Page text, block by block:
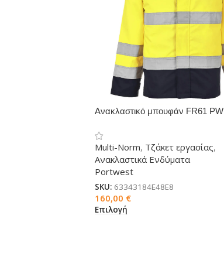
Ανακλαστικό μπουφάν FR61 PW
Multi-Norm, Τζάκετ εργασίας,
Ανακλαστικά Ενδύματα
Portwest
SKU: 63343184E48E8
160,00 €
Επιλογή